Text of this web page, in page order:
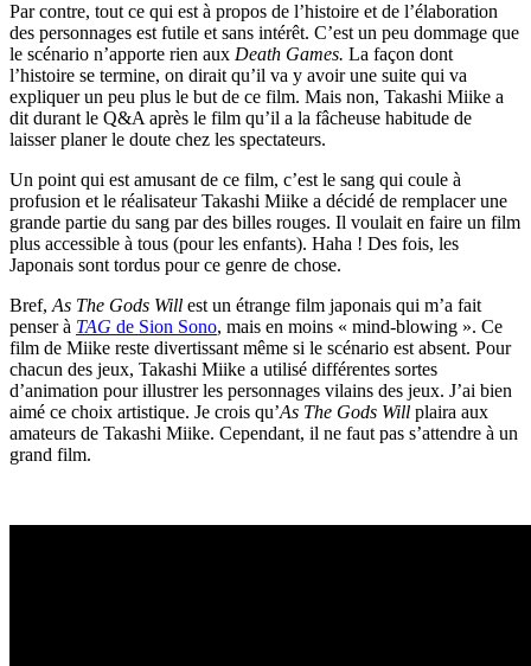
Par contre, tout ce qui est à propos de l’histoire et de l’élaboration
des personnages est futile et sans intérêt. C’est un peu dommage que
le scénario n’apporte rien aux Death Games. La façon dont
l’histoire se termine, on dirait qu’il va y avoir une suite qui va
expliquer un peu plus le but de ce film. Mais non, Takashi Miike a
dit durant le Q&A après le film qu’il a la fâcheuse habitude de
laisser planer le doute chez les spectateurs.
Un point qui est amusant de ce film, c’est le sang qui coule à
profusion et le réalisateur Takashi Miike a décidé de remplacer une
grande partie du sang par des billes rouges. Il voulait en faire un film
plus accessible à tous (pour les enfants). Haha ! Des fois, les
Japonais sont tordus pour ce genre de chose.
Bref, As The Gods Will est un étrange film japonais qui m’a fait
penser à TAG de Sion Sono, mais en moins « mind-blowing ». Ce
film de Miike reste divertissant même si le scénario est absent. Pour
chacun des jeux, Takashi Miike a utilisé différentes sortes
d’animation pour illustrer les personnages vilains des jeux. J’ai bien
aimé ce choix artistique. Je crois qu’As The Gods Will plaira aux
amateurs de Takashi Miike. Cependant, il ne faut pas s’attendre à un
grand film.